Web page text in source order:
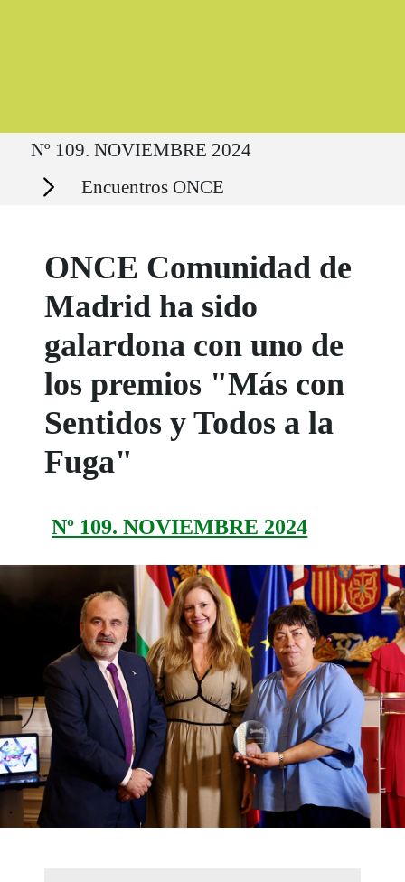
Ruta del sitio
Nº 109. NOVIEMBRE 2024
Secciones Encuentros ONCE
ONCE Comunidad de
Madrid ha sido
galardona con uno de
los premios "Más con
Sentidos y Todos a la
Fuga"
Nº 109. NOVIEMBRE 2024